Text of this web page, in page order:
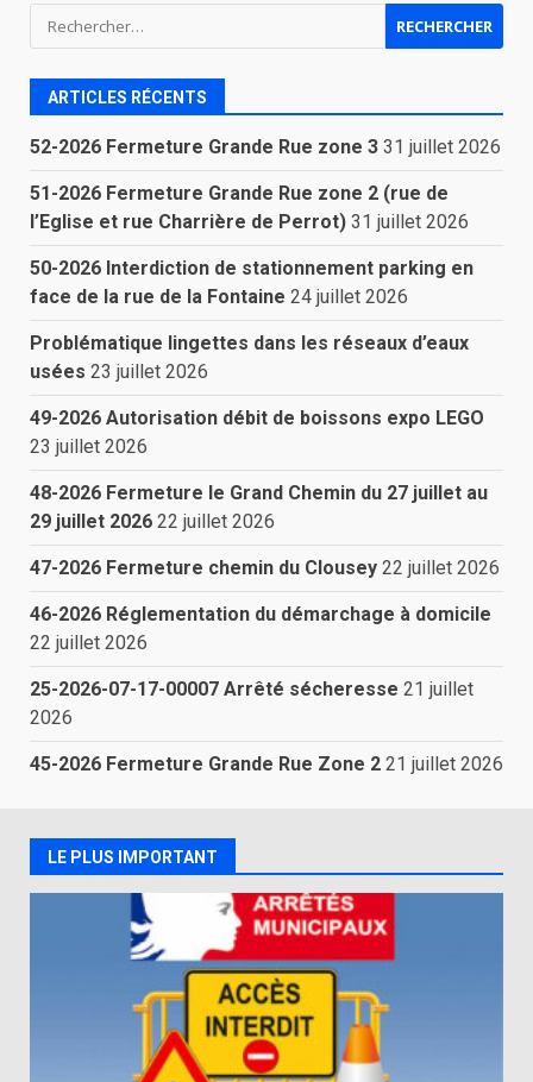
Rechercher :
ARTICLES RÉCENTS
52-2026 Fermeture Grande Rue zone 3 31 juillet 2026
51-2026 Fermeture Grande Rue zone 2 (rue de
l’Eglise et rue Charrière de Perrot) 31 juillet 2026
50-2026 Interdiction de stationnement parking en
face de la rue de la Fontaine 24 juillet 2026
Problématique lingettes dans les réseaux d’eaux
usées 23 juillet 2026
49-2026 Autorisation débit de boissons expo LEGO
23 juillet 2026
48-2026 Fermeture le Grand Chemin du 27 juillet au
29 juillet 2026 22 juillet 2026
47-2026 Fermeture chemin du Clousey 22 juillet 2026
46-2026 Réglementation du démarchage à domicile
22 juillet 2026
25-2026-07-17-00007 Arrêté sécheresse 21 juillet
2026
45-2026 Fermeture Grande Rue Zone 2 21 juillet 2026
LE PLUS IMPORTANT